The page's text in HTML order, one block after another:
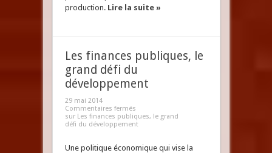
production. Lire la suite »
Les finances publiques, le
grand défi du
développement
29 mai 2014
Commentaires fermés
sur Les finances publiques, le grand
défi du développement
Une politique économique qui vise la